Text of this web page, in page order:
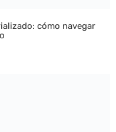
cómo navegar